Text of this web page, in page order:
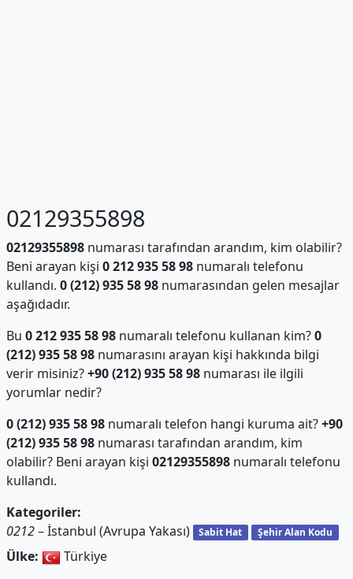
02129355898
02129355898numarası tarafından arandım, kim olabilir?
Beni arayan kişi 0 212 935 58 98numaralı telefonu
kullandı. 0 (212) 935 58 98numarasından gelen mesajlar
aşağıdadır.
Bu 0 212 935 58 98numaralı telefonu kullanan kim?0
(212) 935 58 98numarasını arayan kişi hakkında bilgi
verir misiniz?+90 (212) 935 58 98numarası ile ilgili
yorumlar nedir?
0 (212) 935 58 98numaralı telefon hangi kuruma ait?+90
(212) 935 58 98numarası tarafından arandım, kim
olabilir? Beni arayan kişi 02129355898numaralı telefonu
kullandı.
Kategoriler:
0212– İstanbul (Avrupa Yakası) Sabit Hat Şehir Alan Kodu
Ülke:
Türkiye